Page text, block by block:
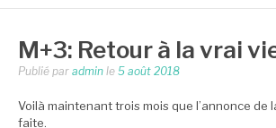
M+3: Retour à la vrai
Publié par admin le 5 août 2018
Voilà maintenant trois mois que l’annonce de
faite.